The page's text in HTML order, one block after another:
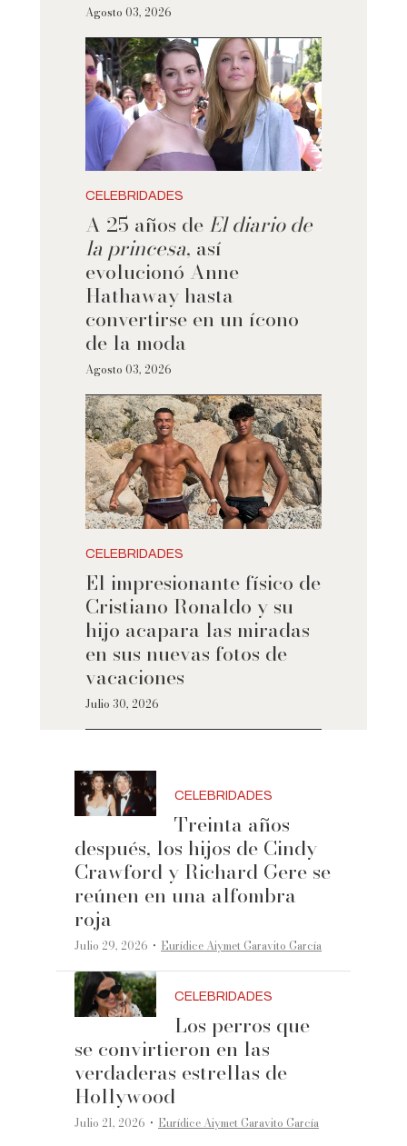
Agosto 03, 2026
CELEBRIDADES
A 25 años de El diario de
la princesa, así
evolucionó Anne
Hathaway hasta
convertirse en un ícono
de la moda
Agosto 03, 2026
CELEBRIDADES
El impresionante físico de
Cristiano Ronaldo y su
hijo acapara las miradas
en sus nuevas fotos de
vacaciones
Julio 30, 2026
CELEBRIDADES
Treinta años
después, los hijos de Cindy
Crawford y Richard Gere se
reúnen en una alfombra
roja
Julio 29, 2026 ·Eurídice Aiymet Garavito García
CELEBRIDADES
Los perros que
se convirtieron en las
verdaderas estrellas de
Hollywood
Julio 21, 2026 ·Eurídice Aiymet Garavito García